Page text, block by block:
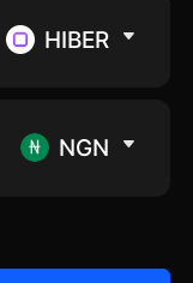
HIBER
NGN